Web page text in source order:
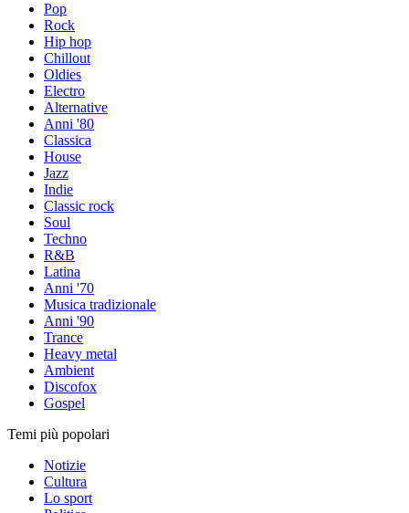
Pop
Rock
Hip hop
Chillout
Oldies
Electro
Alternative
Anni '80
Classica
House
Jazz
Indie
Classic rock
Soul
Techno
R&B
Latina
Anni '70
Musica tradizionale
Anni '90
Trance
Heavy metal
Ambient
Discofox
Gospel
Temi più popolari
Notizie
Cultura
Lo sport